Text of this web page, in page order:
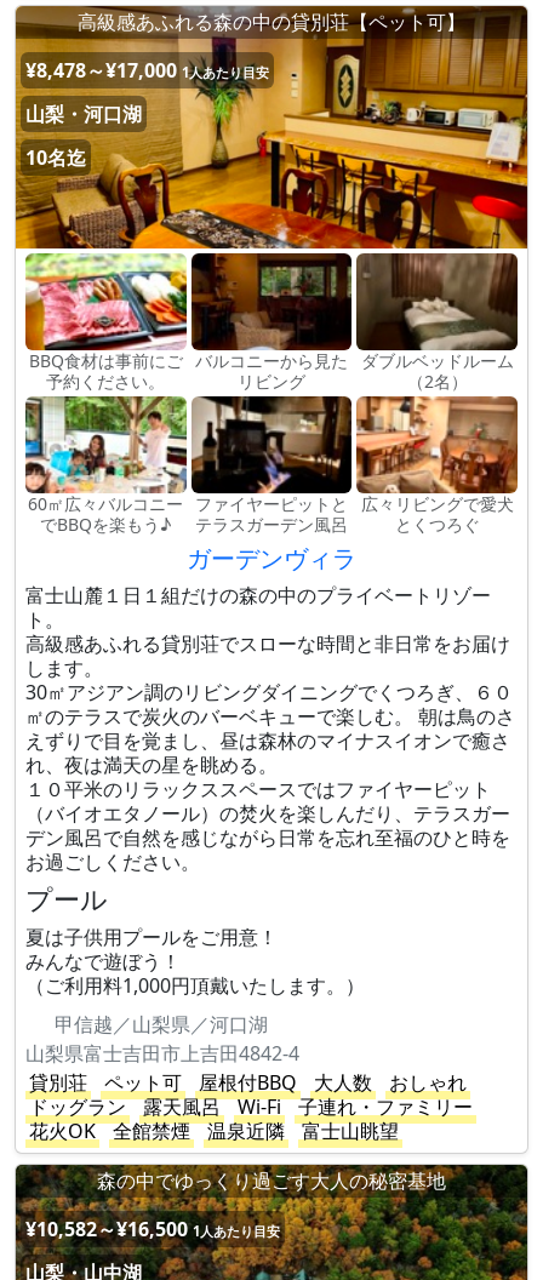
高級感あふれる森の中の貸別荘【ペット可】
¥8,478～¥17,000 1人あたり目安
山梨・河口湖
10名迄
BBQ食材は事前にご
予約ください。
バルコニーから見た
リビング
ダブルベッドルーム
（2名）
60㎡広々バルコニー
でBBQを楽もう♪
ファイヤーピットと
テラスガーデン風呂
広々リビングで愛犬
とくつろぐ
ガーデンヴィラ
富士山麓１日１組だけの森の中のプライベートリゾー
ト。
高級感あふれる貸別荘でスローな時間と非日常をお届け
します。
30㎡アジアン調のリビングダイニングでくつろぎ、６０
㎡のテラスで炭火のバーベキューで楽しむ。 朝は鳥のさ
えずりで目を覚まし、昼は森林のマイナスイオンで癒さ
れ、夜は満天の星を眺める。
１０平米のリラックススペースではファイヤーピット
（バイオエタノール）の焚火を楽しんだり、テラスガー
デン風呂で自然を感じながら日常を忘れ至福のひと時を
お過ごしください。
プール
夏は子供用プールをご用意！
みんなで遊ぼう！
（ご利用料1,000円頂戴いたします。）
甲信越／山梨県／河口湖
山梨県富士吉田市上吉田4842-4
貸別荘
ペット可 屋根付BBQ 大人数
おしゃれ
ドッグラン
露天風呂 Wi-Fi
子連れ・ファミリー
花火OK
全館禁煙 温泉近隣
富士山眺望
森の中でゆっくり過ごす大人の秘密基地
¥10,582～¥16,500 1人あたり目安
山梨・山中湖